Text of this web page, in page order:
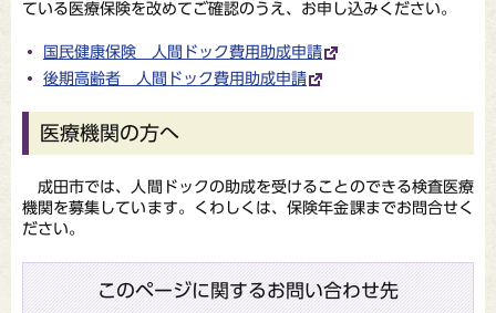
ている医療保険を改めてご確認のうえ、お申し込みください。
国民健康保険 人間ドック費用助成申請
後期高齢者 人間ドック費用助成申請
医療機関の方へ
成田市では、人間ドックの助成を受けることのできる検査医療
機関を募集しています。くわしくは、保険年金課までお問合せく
ださい。
このページに関するお問い合わせ先